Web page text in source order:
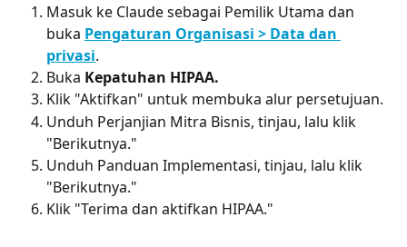
Masuk ke Claude sebagai Pemilik Utama dan
buka Pengaturan Organisasi > Data dan
privasi.
Buka Kepatuhan HIPAA.
Klik "Aktifkan" untuk membuka alur persetujuan.
Unduh Perjanjian Mitra Bisnis, tinjau, lalu klik
"Berikutnya."
Unduh Panduan Implementasi, tinjau, lalu klik
"Berikutnya."
Klik "Terima dan aktifkan HIPAA."